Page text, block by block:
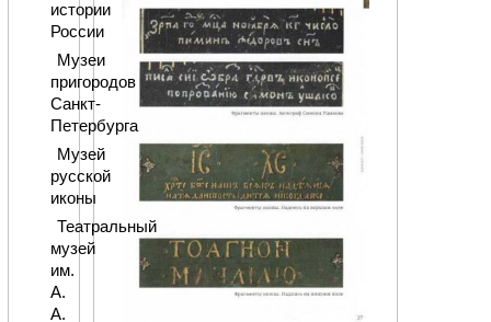
истории
России
Музеи
пригородов
Санкт-
Петербурга
Музей
русской
иконы
Театральный
музей
им.
А.
А.